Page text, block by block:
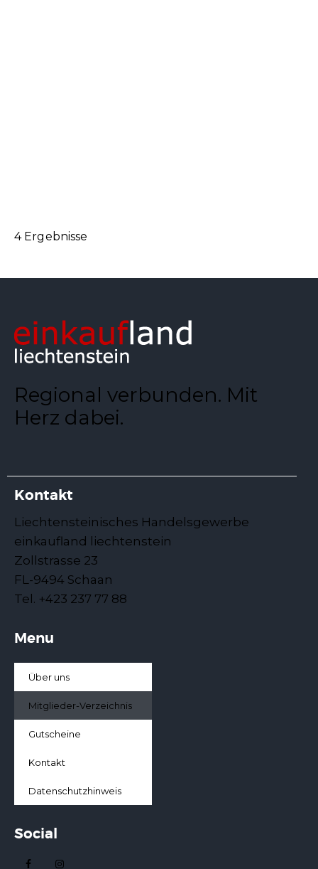
4 Ergebnisse
Regional verbunden. Mit
Herz dabei.
Kontakt
Liechtensteinisches Handelsgewerbe
einkaufland liechtenstein
Zollstrasse 23
FL-9494 Schaan
Tel. +423 237 77 88
Menu
Über uns
Mitglieder-Verzeichnis
Gutscheine
Kontakt
Datenschutzhinweis
Social